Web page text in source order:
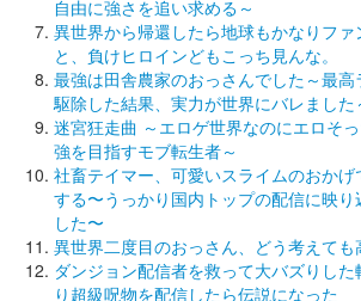
自由に強さを追い求める～
異世界から帰還したら地球もかなりフ
と、負けヒロインどもこっち見んな。
最強は田舎農家のおっさんでした～最
駆除した結果、実力が世界にバレました
迷宮狂走曲 ～エロゲ世界なのにエロそ
強を目指すモブ転生者～
社畜テイマー、可愛いスライムのおか
する〜うっかり国内トップの配信に映り
した〜
異世界二度目のおっさん、どう考えて
ダンジョン配信者を救って大バズりし
り超級呪物を配信したら伝説になった